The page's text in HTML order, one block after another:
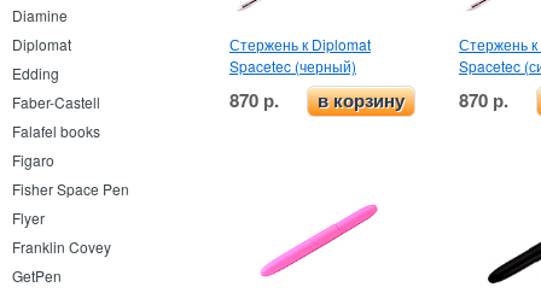
Diamine
Diplomat
Edding
Faber-Castell
Falafel books
Figaro
Fisher Space Pen
Flyer
Franklin Covey
GetPen
Стержень к Diplomat
Spacetec (черный)
870 р. в корзину
Стержень
Spacetec
870 р.